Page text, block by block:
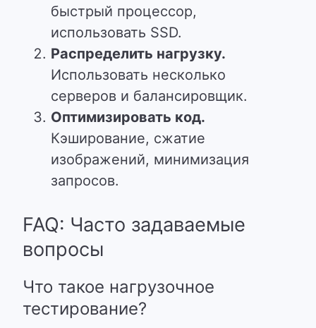
быстрый процессор,
использовать SSD.
Распределить нагрузку.
Использовать несколько
серверов и балансировщик.
Оптимизировать код.
Кэширование, сжатие
изображений, минимизация
запросов.
FAQ: Часто задаваемые
вопросы
Что такое нагрузочное
тестирование?